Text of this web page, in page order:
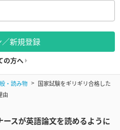
／新規登録
の方へ
・読み物
国家試験をギリギリ合格した
由
スが英語論文を読めるように